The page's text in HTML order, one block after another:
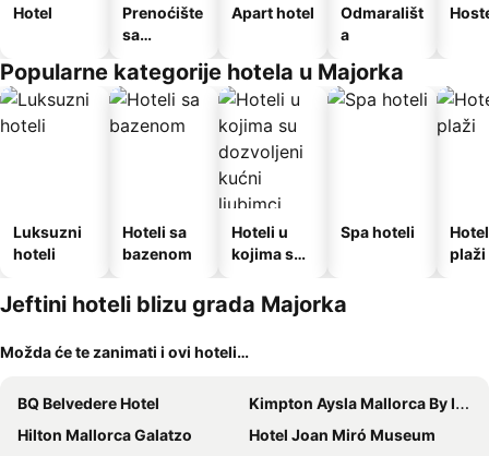
Hotel
Prenoćište
sa
Apart hotel
Odmarališt
a
Popularne kategorije hotela u Majorka
Luksuzni
hoteli
Hoteli sa
bazenom
Hoteli u
kojima su
kućni
ljubimci
Spa hoteli
plaži
Jeftini hoteli blizu grada Majorka
Možda će te zanimati i ovi hoteli…
BQ Belvedere Hotel
Kimpton Aysla Mallorca By Ihg
Hilton Mallorca Galatzo
Hotel Joan Miró Museum